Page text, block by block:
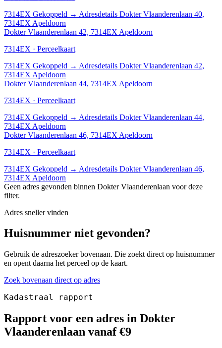
7314EX Gekoppeld → Adresdetails Dokter Vlaanderenlaan 40,
7314EX Apeldoorn
Dokter Vlaanderenlaan 42, 7314EX Apeldoorn
7314EX · Perceelkaart
7314EX Gekoppeld → Adresdetails Dokter Vlaanderenlaan 42,
7314EX Apeldoorn
Dokter Vlaanderenlaan 44, 7314EX Apeldoorn
7314EX · Perceelkaart
7314EX Gekoppeld → Adresdetails Dokter Vlaanderenlaan 44,
7314EX Apeldoorn
Dokter Vlaanderenlaan 46, 7314EX Apeldoorn
7314EX · Perceelkaart
7314EX Gekoppeld → Adresdetails Dokter Vlaanderenlaan 46,
7314EX Apeldoorn
Geen adres gevonden binnen Dokter Vlaanderenlaan voor deze
filter.
Adres sneller vinden
Huisnummer niet gevonden?
Gebruik de adreszoeker bovenaan. Die zoekt direct op huisnummer
en opent daarna het perceel op de kaart.
Zoek bovenaan direct op adres
Kadastraal rapport
Rapport voor een adres in Dokter
Vlaanderenlaan vanaf €9